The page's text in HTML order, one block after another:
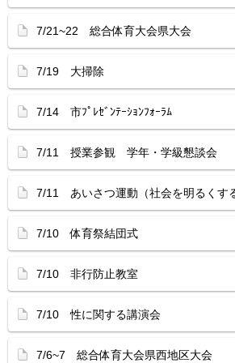
7/21~22 総合体育大会県大会
7/19 大掃除
7/14 市ﾌﾟﾚｾﾞﾝﾃｰｼｮﾝﾌｫｰﾗﾑ
7/11 授業参観 学年・学級懇談会
7/11 あいさつ運動（社会を明るくす
7/10 体育祭結団式
7/10 非行防止教室
7/10 性に関する講演会
7/6~7 総合体育大会県西地区大会